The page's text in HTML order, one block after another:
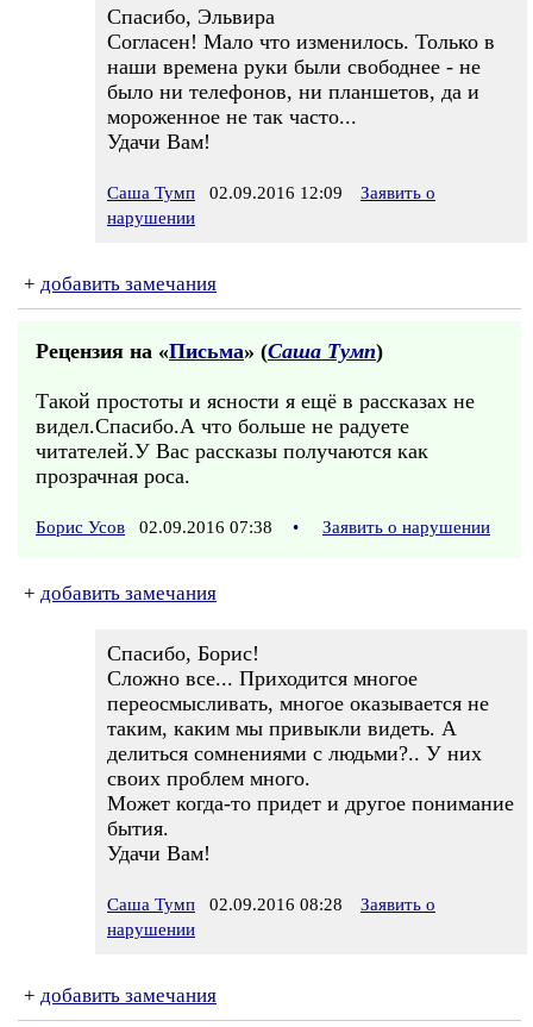
Спасибо, Эльвира
Согласен! Мало что изменилось. Только в
наши времена руки были свободнее - не
было ни телефонов, ни планшетов, да и
мороженное не так часто...
Удачи Вам!
Саша Тумп 02.09.2016 12:09
Заявить о
нарушении
+ добавить замечания
Рецензия на «Письма» (Саша Тумп)
Такой простоты и ясности я ещё в рассказах не
видел.Спасибо.А что больше не радуете
читателей.У Вас рассказы получаются как
прозрачная роса.
Борис Усов 02.09.2016 07:38 • Заявить о нарушении
+ добавить замечания
Спасибо, Борис!
Сложно все... Приходится многое
переосмысливать, многое оказывается не
таким, каким мы привыкли видеть. А
делиться сомнениями с людьми?.. У них
своих проблем много.
Может когда-то придет и другое понимание
бытия.
Удачи Вам!
Саша Тумп 02.09.2016 08:28
Заявить о
нарушении
+ добавить замечания